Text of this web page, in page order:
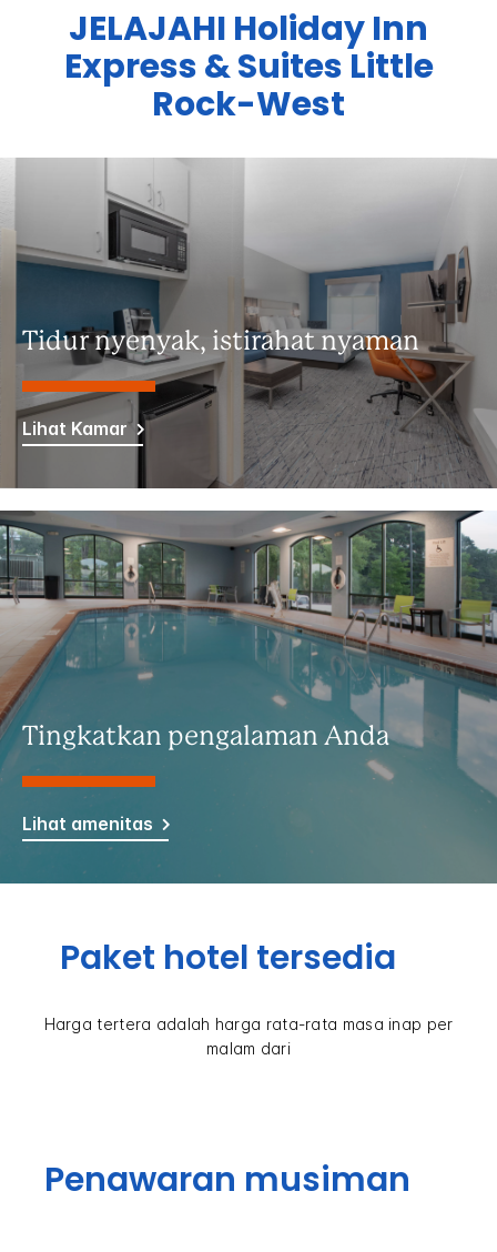
JELAJAHI Holiday Inn
Express & Suites Little
Rock-West
Tidur nyenyak, istirahat nyaman
Lihat Kamar
Tingkatkan pengalaman Anda
Lihat amenitas
Paket hotel tersedia
Harga tertera adalah harga rata-rata masa inap per
malam dari
Penawaran musiman